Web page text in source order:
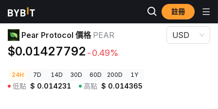
註冊
加密貨幣價格
Pear Protocol 價格 PEAR
$0.01427792 -0.49%
USD
24H 7D 14D 30D 60D 200D 1Y
低點 $ 0.014231 高點 $ 0.014365